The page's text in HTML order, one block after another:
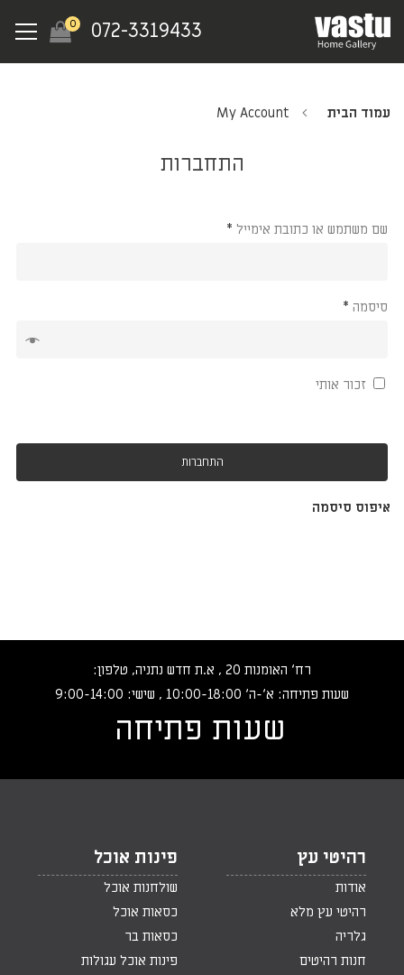
main
072-3319433
0
Menu
עמוד הבית My Account
התחברות
שם משתמש או כתובת אימייל *
סיסמה *
Alternative:
זכור אותי
התחברות
איפוס סיסמה
רח‘ האומנות 20 , א.ת חדש נתניה, טלפון:
שעות פתיחה: א‘-ה‘ 10:00-18:00 , שישי: 9:00-14:00
שעות פתיחה
רהיטי עץ
אודות
רהיטי עץ מלא
גלריה
חנות רהיטים
פינות אוכל
שולחנות אוכל
כסאות אוכל
כסאות בר
פינות אוכל עגולות